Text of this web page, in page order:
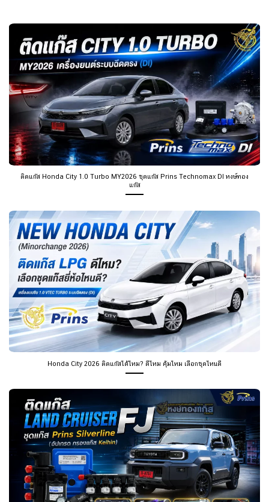
ติดแก๊ส Honda City 1.0 Turbo MY2026 ชุดแก๊ส Prins Technomax DI หงษ์ทอง
แก๊ส
Honda City 2026 ติดแก๊สได้ไหม? ดีไหม คุ้มไหม เลือกชุดไหนดี